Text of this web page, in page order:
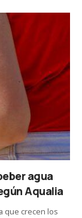
agua
Aqualia
que crecen los